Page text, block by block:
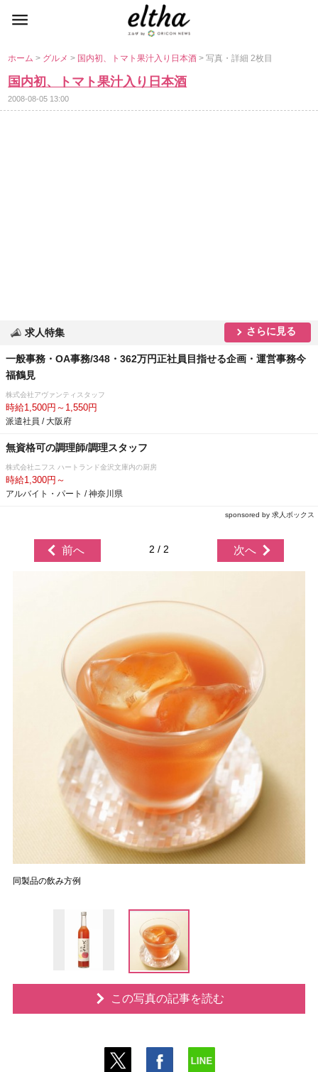
ホーム> グルメ> 国内初、トマト果汁入り日本酒> 写真・詳細 2枚目
国内初、トマト果汁入り日本酒
2008-08-05 13:00
求人特集 さらに見る
一般事務・OA事務/348・362万円正社員目指せる企画・運営事務今
福鶴見
株式会社アヴァンティスタッフ
時給1,500円～1,550円
派遣社員 / 大阪府
無資格可の調理師/調理スタッフ
株式会社ニフス ハートランド金沢文庫内の厨房
時給1,300円～
アルバイト・パート / 神奈川県
sponsored by 求人ボックス
前へ 2 / 2 次へ
同製品の飲み方例
この写真の記事を読む